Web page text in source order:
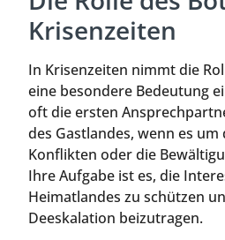
Krisenzeiten
In Krisenzeiten nimmt die
eine besondere Bedeutung
oft die ersten
des Gastlandes, wenn es um
Konflikten oder die
Ihre Aufgabe ist es, die
Heimatlandes zu schützen
Deeskalation beizutragen.